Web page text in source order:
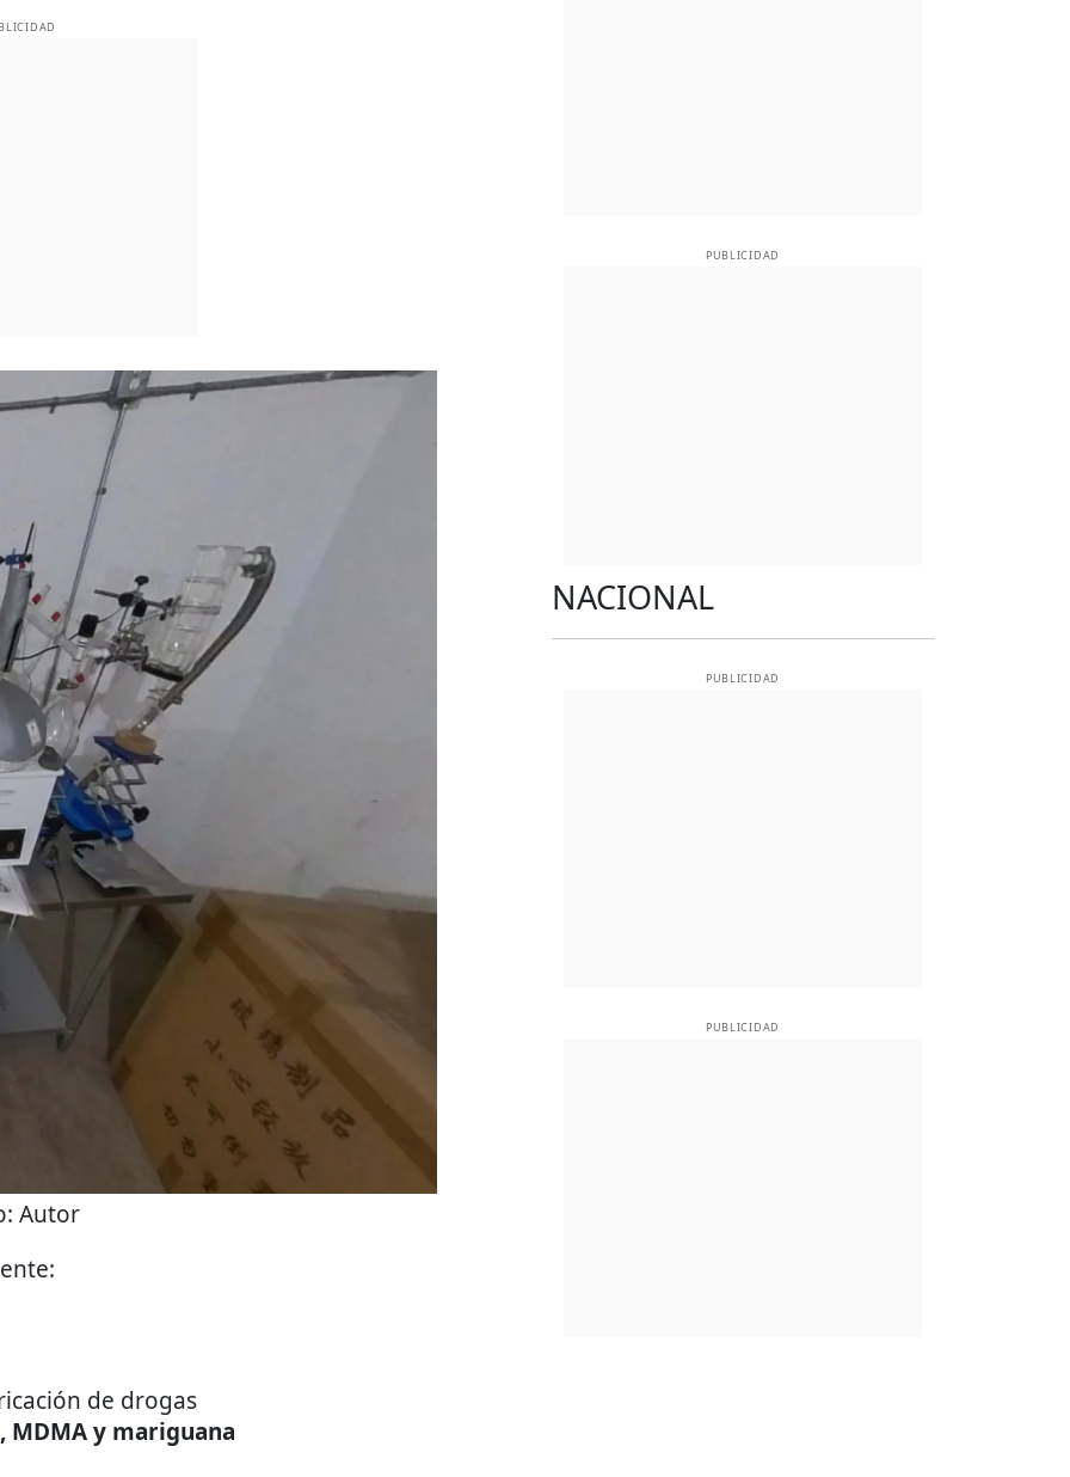
Autor
de drogas
MDMA y mariguana
PUBLICIDAD
NACIONAL
PUBLICIDAD
PUBLICIDAD